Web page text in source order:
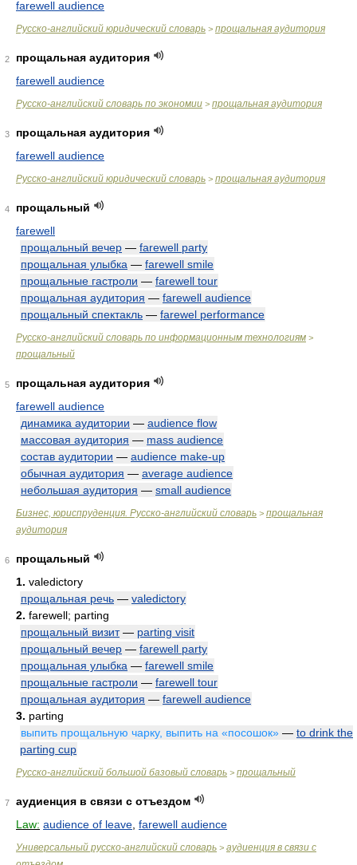
farewell audience
Русско-английский юридический словарь > прощальная аудитория
2
прощальная аудитория
farewell audience
Русско-английский словарь по экономии > прощальная аудитория
3
прощальная аудитория
farewell audience
Русско-английский юридический словарь > прощальная аудитория
4
прощальный
farewell
прощальный вечер — farewell party
прощальная улыбка — farewell smile
прощальные гастроли — farewell tour
прощальная аудитория — farewell audience
прощальный спектакль — farewel performance
Русско-английский словарь по информационным технологиям >
прощальный
5
прощальная аудитория
farewell audience
динамика аудитории — audience flow
массовая аудитория — mass audience
состав аудитории — audience make-up
обычная аудитория — average audience
небольшая аудитория — small audience
Бизнес, юриспруденция. Русско-английский словарь > прощальная
аудитория
6
прощальный
1. valedictory
прощальная речь — valedictory
2. farewell; parting
прощальный визит— parting visit
прощальный вечер — farewell party
прощальная улыбка — farewell smile
прощальные гастроли — farewell tour
прощальная аудитория — farewell audience
3. parting
выпить прощальную чарку, выпить на «посошок» — to drink the
parting cup
Русско-английский большой базовый словарь > прощальный
7
аудиенция в связи с отъездом
Law: audience of leave farewell audience
Универсальный русско-английский словарь > аудиенция в связи с